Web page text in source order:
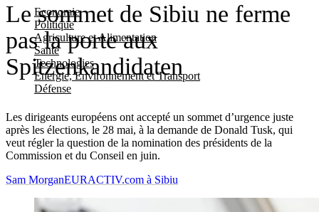
Economie
Politique
Agriculture et Alimentation
Santé
Technologies
Energie, Environnement et Transport
Défense
Le sommet de Sibiu ne ferme
pas la porte aux
Spitzenkandidaten
Les dirigeants européens ont accepté un sommet d’urgence juste
après les élections, le 28 mai, à la demande de Donald Tusk, qui
veut régler la question de la nomination des présidents de la
Commission et du Conseil en juin.
Sam MorganEURACTIV.com à Sibiu